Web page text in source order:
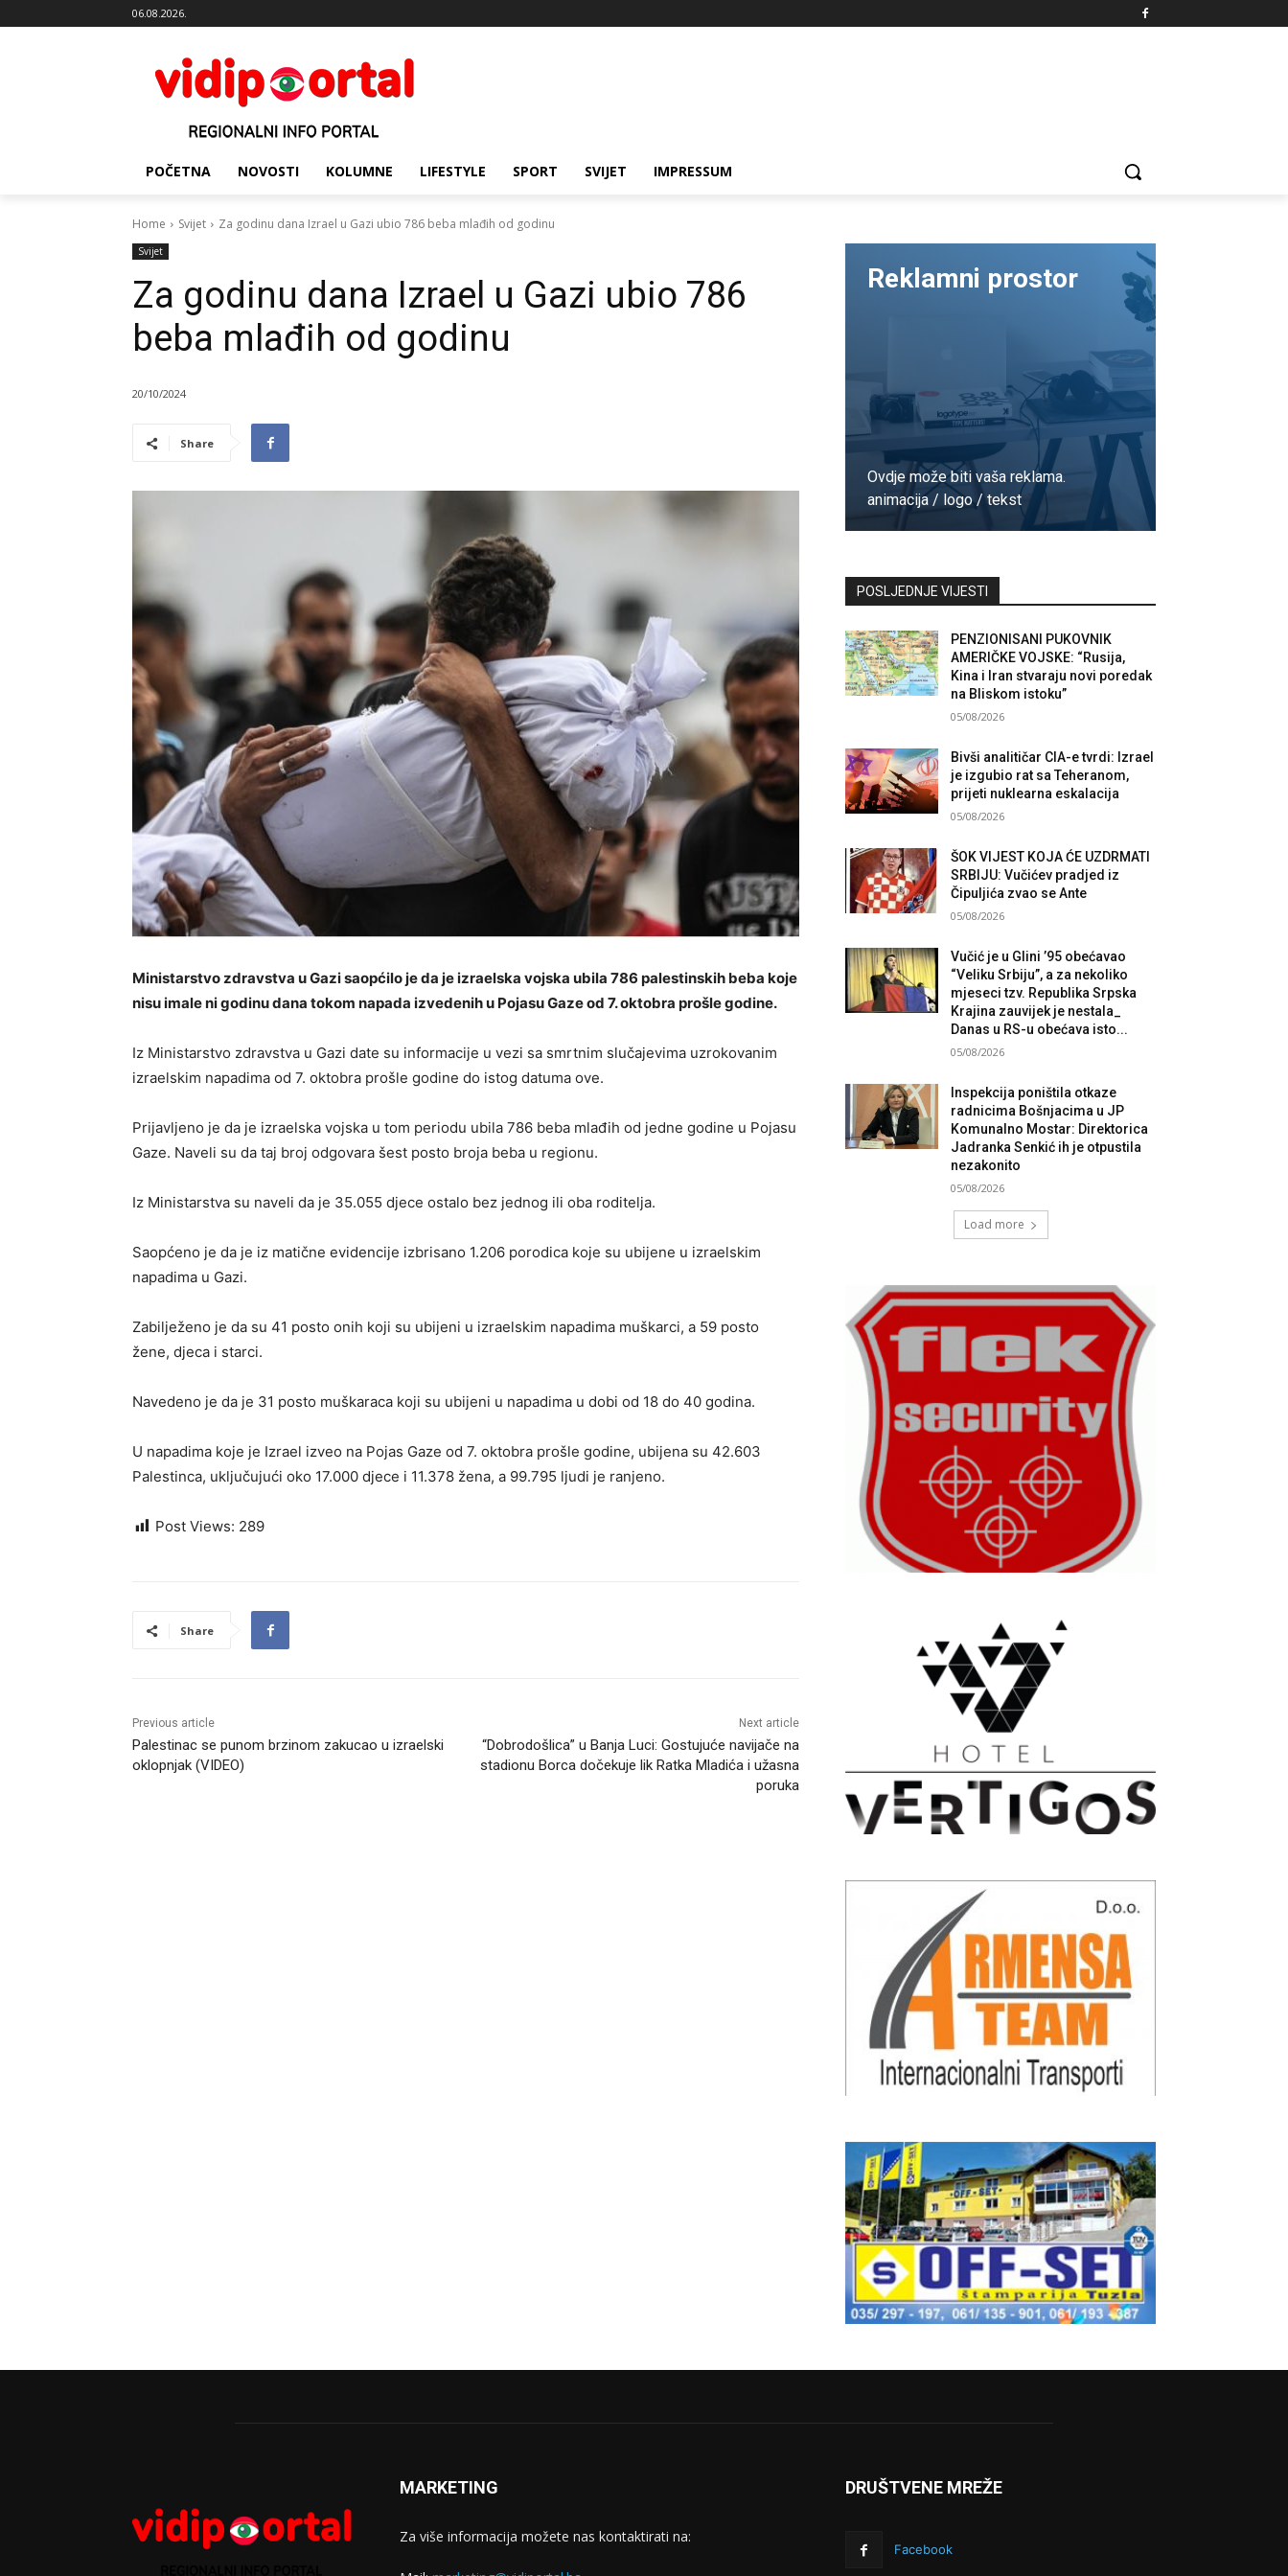
06.08.2026.
POČETNA NOVOSTI KOLUMNE LIFESTYLE SPORT SVIJET IMPRESSUM
Home Svijet Za godinu dana Izrael u Gazi ubio 786 beba mlađih od godinu
Svijet
Za godinu dana Izrael u Gazi ubio 786
beba mlađih od godinu
20/10/2024
Share
Ministarstvo zdravstva u Gazi saopćilo je da je izraelska vojska ubila 786 palestinskih beba koje
nisu imale ni godinu dana tokom napada izvedenih u Pojasu Gaze od 7. oktobra prošle godine.
Iz Ministarstvo zdravstva u Gazi date su informacije u vezi sa smrtnim slučajevima uzrokovanim
izraelskim napadima od 7. oktobra prošle godine do istog datuma ove.
Prijavljeno je da je izraelska vojska u tom periodu ubila 786 beba mlađih od jedne godine u Pojasu
Gaze. Naveli su da taj broj odgovara šest posto broja beba u regionu.
Iz Ministarstva su naveli da je 35.055 djece ostalo bez jednog ili oba roditelja.
Saopćeno je da je iz matične evidencije izbrisano 1.206 porodica koje su ubijene u izraelskim
napadima u Gazi.
Zabilježeno je da su 41 posto onih koji su ubijeni u izraelskim napadima muškarci, a 59 posto
žene, djeca i starci.
Navedeno je da je 31 posto muškaraca koji su ubijeni u napadima u dobi od 18 do 40 godina.
U napadima koje je Izrael izveo na Pojas Gaze od 7. oktobra prošle godine, ubijena su 42.603
Palestinca, uključujući oko 17.000 djece i 11.378 žena, a 99.795 ljudi je ranjeno.
Post Views: 289
Share
Previous article
Palestinac se punom brzinom zakucao u izraelski
oklopnjak (VIDEO)
Next article
“Dobrodošlica” u Banja Luci: Gostujuće navijače na
stadionu Borca dočekuje lik Ratka Mladića i užasna
poruka
Reklamni prostor
Ovdje može biti vaša reklama.
animacija / logo / tekst
POSLJEDNJE VIJESTI
PENZIONISANI PUKOVNIK
AMERIČKE VOJSKE: “Rusija,
Kina i Iran stvaraju novi poredak
na Bliskom istoku”
05/08/2026
Bivši analitičar CIA-e tvrdi: Izrael
je izgubio rat sa Teheranom,
prijeti nuklearna eskalacija
05/08/2026
ŠOK VIJEST KOJA ĆE UZDRMATI
SRBIJU: Vučićev pradjed iz
Čipuljića zvao se Ante
05/08/2026
Vučić je u Glini ’95 obećavao
“Veliku Srbiju”, a za nekoliko
mjeseci tzv. Republika Srpska
Krajina zauvijek je nestala_
Danas u RS-u obećava isto...
05/08/2026
Inspekcija poništila otkaze
radnicima Bošnjacima u JP
Komunalno Mostar: Direktorica
Jadranka Senkić ih je otpustila
nezakonito
05/08/2026
Load more
MARKETING
Za više informacija možete nas kontaktirati na:
DRUŠTVENE MREŽE
Facebook